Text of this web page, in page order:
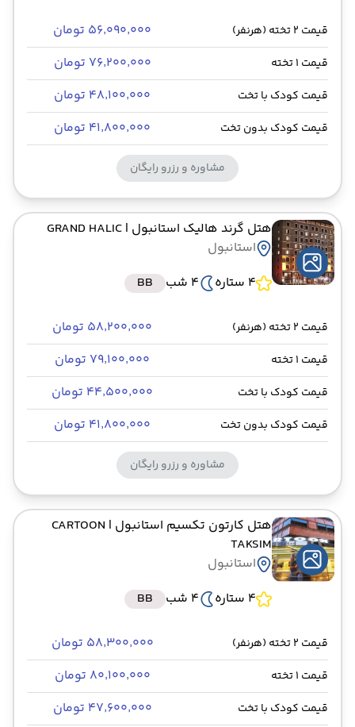
قیمت 2 تخته (هرنفر) ۵۶٬۰۹۰٬۰۰۰ تومان
قیمت 1 تخته ۷۶٬۲۰۰٬۰۰۰ تومان
قیمت کودک با تخت ۴۸٬۱۰۰٬۰۰۰ تومان
قیمت کودک بدون تخت ۴۱٬۸۰۰٬۰۰۰ تومان
مشاوره و رزرو رایگان
هتل گرند هالیک استانبول | GRAND HALIC
استانبول
4 ستاره
4 شب BB
قیمت 2 تخته (هرنفر) ۵۸٬۲۰۰٬۰۰۰ تومان
قیمت 1 تخته ۷۹٬۱۰۰٬۰۰۰ تومان
قیمت کودک با تخت ۴۴٬۵۰۰٬۰۰۰ تومان
قیمت کودک بدون تخت ۴۱٬۸۰۰٬۰۰۰ تومان
مشاوره و رزرو رایگان
هتل کارتون تکسیم استانبول | CARTOON
TAKSIM
استانبول
4 ستاره
4 شب BB
قیمت 2 تخته (هرنفر) ۵۸٬۳۰۰٬۰۰۰ تومان
قیمت 1 تخته ۸۰٬۱۰۰٬۰۰۰ تومان
قیمت کودک با تخت ۴۷٬۶۰۰٬۰۰۰ تومان